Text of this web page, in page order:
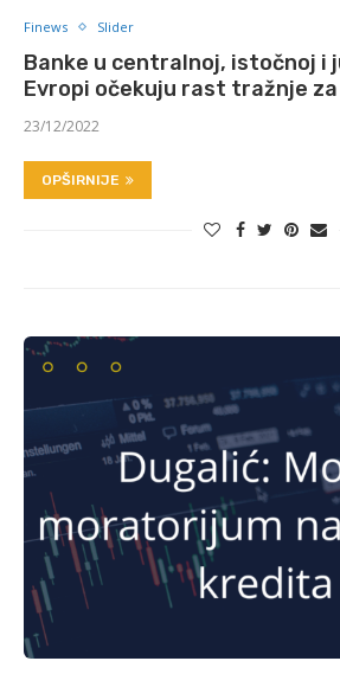
Finews Slider
Banke u centralnoj, istočnoj i
Evropi očekuju rast tražnje
23/12/2022
OPŠIRNIJE